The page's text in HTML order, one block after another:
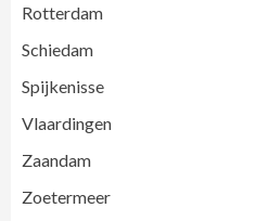
Rotterdam
Schiedam
Spijkenisse
Vlaardingen
Zaandam
Zoetermeer